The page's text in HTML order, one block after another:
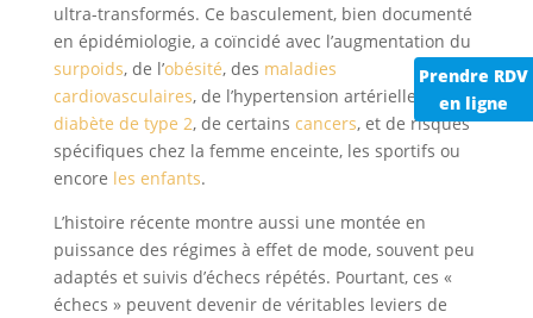
Prendre RDV
en ligne
ultra-transformés. Ce basculement, bien documenté
en épidémiologie, a coïncidé avec l’augmentation du
surpoids, de l’obésité, des maladies
cardiovasculaires, de l’hypertension artérielle, du
diabète de type 2, de certains cancers, et de risques
spécifiques chez la femme enceinte, les sportifs ou
encore les enfants.
L’histoire récente montre aussi une montée en
puissance des régimes à effet de mode, souvent peu
adaptés et suivis d’échecs répétés. Pourtant, ces «
échecs » peuvent devenir de véritables leviers de